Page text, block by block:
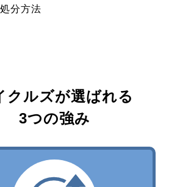
分方法
クルズが選ばれる
3つの強み